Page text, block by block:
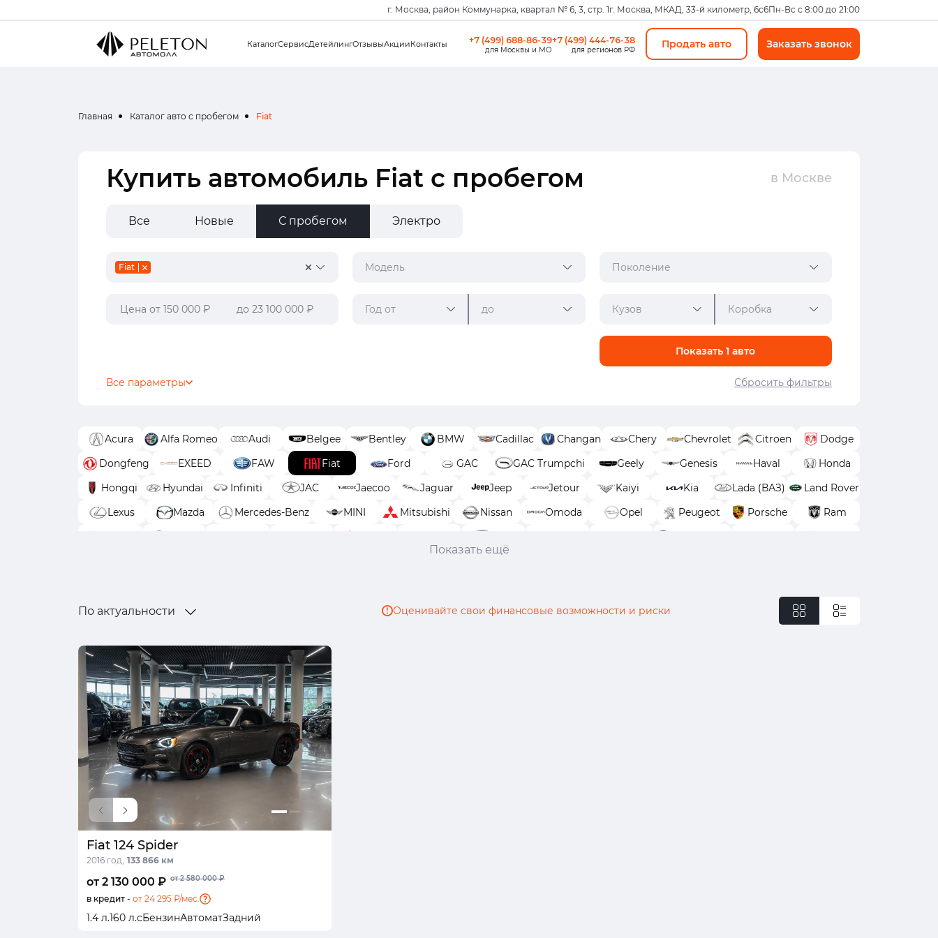
г. Москва, район Коммунарка, квартал № 6, 3, стр. 1г. Москва, МКАД, 33-й километр, 6с6Пн-Вс с 8:00 до 21:00
КаталогСервисДетейлингОтзывыАкцииКонтакты +7 (499) 688-86-39
для Москвы и МО
+7 (499) 444-76-38
для регионов РФ Продать авто Заказать звонок
Главная Каталог авто с пробегом Fiat
Купить автомобиль Fiat с пробегом в Москве
Все Новые С пробегом Электро
Fiat Модель Поколение
Год от до Кузов Коробка
Показать1 авто
Все параметры Сбросить фильтры
Acura Alfa Romeo Audi Belgee Bentley BMW Cadillac Changan Chery Chevrolet Citroen
Dodge
Dongfeng
EXEED FAW Fiat Ford GAC GAC Trumpchi Geely Genesis Haval
Honda
Hongqi
Hyundai Infiniti JAC Jaecoo Jaguar Jeep Jetour Kaiyi Kia Lada (ВАЗ)
Land Rover
Lexus
Mazda Mercedes-Benz MINI Mitsubishi Nissan Omoda Opel Peugeot Porsche
Ram
Показать ещё
По актуальности Оценивайте свои финансовые возможности и риски
Fiat 124 Spider
2016 год, 133 866 км
от 2 130 000 ₽ от 2 580 000 ₽
в кредит - от 24 295 ₽/мес.
1.4 л.160 л.сБензинАвтоматЗадний